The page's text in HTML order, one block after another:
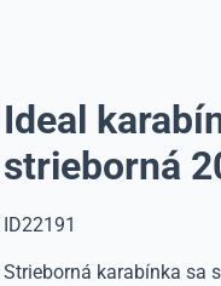
Ideal
strieborná
ID22191
Strieborná karabínka sa